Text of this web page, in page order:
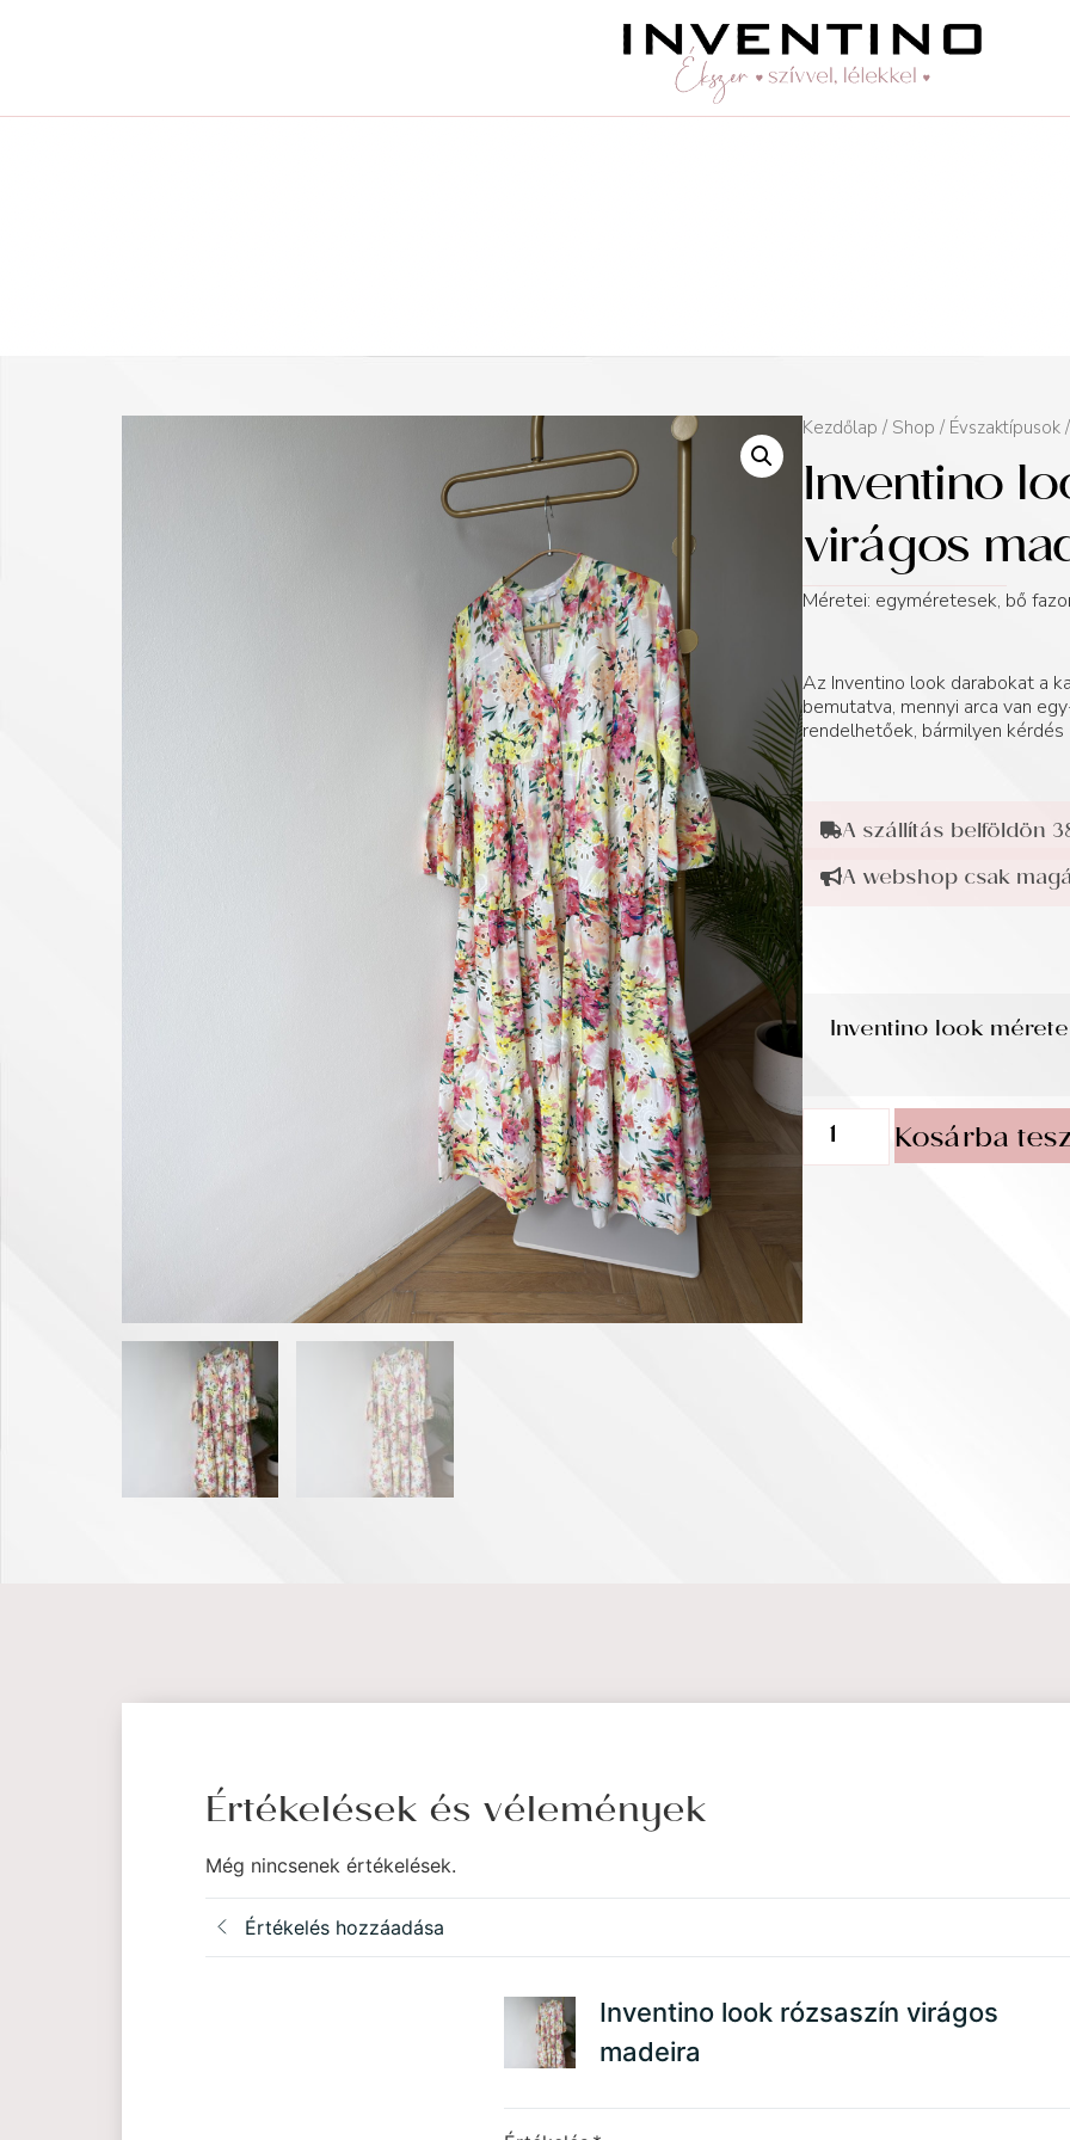
-25 % a webshopban!
Kupon: summer25 Kezdőlap / Shop / Évszaktípusok
Inventino
virágos
Méretei: egyméretesek, bő
Az Inventino look darabokat a
bemutatva, mennyi arca van
rendelhetőek, bármilyen
A szállítás belföldön
A webshop csak
Inventino look
Kosárba
Értékelések és vélemények
Még nincsenek értékelések.
Értékelés hozzáadása
Inventino look rózsaszín virágos
madeira